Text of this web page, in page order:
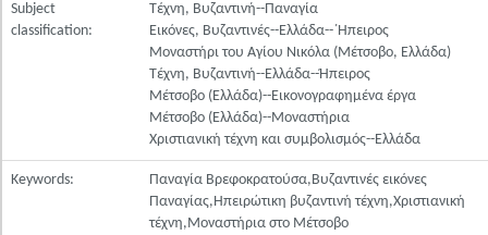
Subject
classification:
Τέχνη, Βυζαντινή--Παναγία
Εικόνες, Βυζαντινές--Ελλάδα--΄Ηπειρος
Μοναστήρι του Αγίου Νικόλα (Μέτσοβο, Ελλάδα)
Τέχνη, Βυζαντινή--Ελλάδα--Ήπειρος
Μέτσοβο (Ελλάδα)--Εικονογραφημένα έργα
Μέτσοβο (Ελλάδα)--Μοναστήρια
Χριστιανική τέχνη και συμβολισμός--Ελλάδα
Keywords:
Παναγία Βρεφοκρατούσα,Βυζαντινές εικόνες
Παναγίας,Ηπειρώτικη βυζαντινή τέχνη,Χριστιανική
τέχνη,Μοναστήρια στο Μέτσοβο